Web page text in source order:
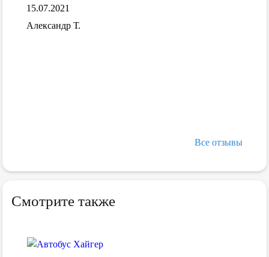
15.07.2021
Александр Т.
Все отзывы
Смотрите также